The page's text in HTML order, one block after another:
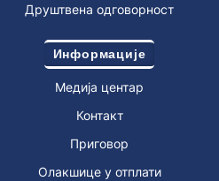
Друштвена одговорност
Информације
Медија центар
Контакт
Приговор
Олакшице у отплати